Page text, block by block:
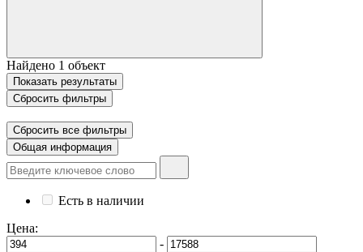
Найдено 1 объект
Показать результаты
Сбросить фильтры
Сбросить все фильтры
Общая информация
Есть в наличии
Цена:
-